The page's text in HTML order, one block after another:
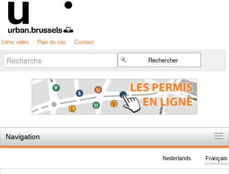
Liens utiles Plan du site Contact
Chercher par
Recherche
avancée…
Navigation
Règles du jeu
Français
Nederlands